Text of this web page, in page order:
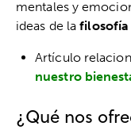
mentales y
ideas de la
Artículo
nuestro
¿Qué nos